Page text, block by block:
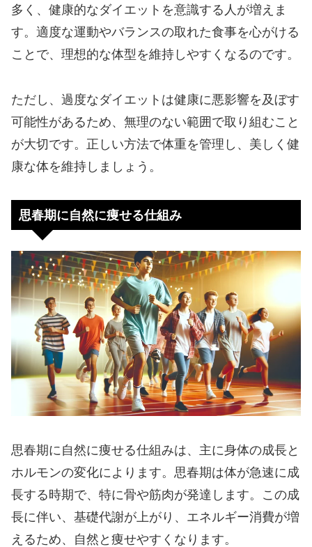
多く、健康的なダイエットを意識する人が増えま
す。適度な運動やバランスの取れた食事を心がける
ことで、理想的な体型を維持しやすくなるのです。
ただし、過度なダイエットは健康に悪影響を及ぼす
可能性があるため、無理のない範囲で取り組むこと
が大切です。正しい方法で体重を管理し、美しく健
康な体を維持しましょう。
思春期に自然に痩せる仕組み
思春期に自然に痩せる仕組みは、主に身体の成長と
ホルモンの変化によります。思春期は体が急速に成
長する時期で、特に骨や筋肉が発達します。この成
長に伴い、基礎代謝が上がり、エネルギー消費が増
えるため、自然と痩せやすくなります。